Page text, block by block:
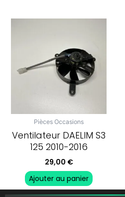
Pièces Occasions
Ventilateur DAELIM S3
125 2010-2016
29,00 €
Ajouter au panier